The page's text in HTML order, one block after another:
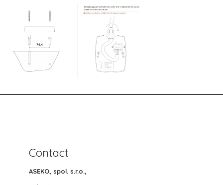
Contact
ASEKO, spol. s.r.o.,